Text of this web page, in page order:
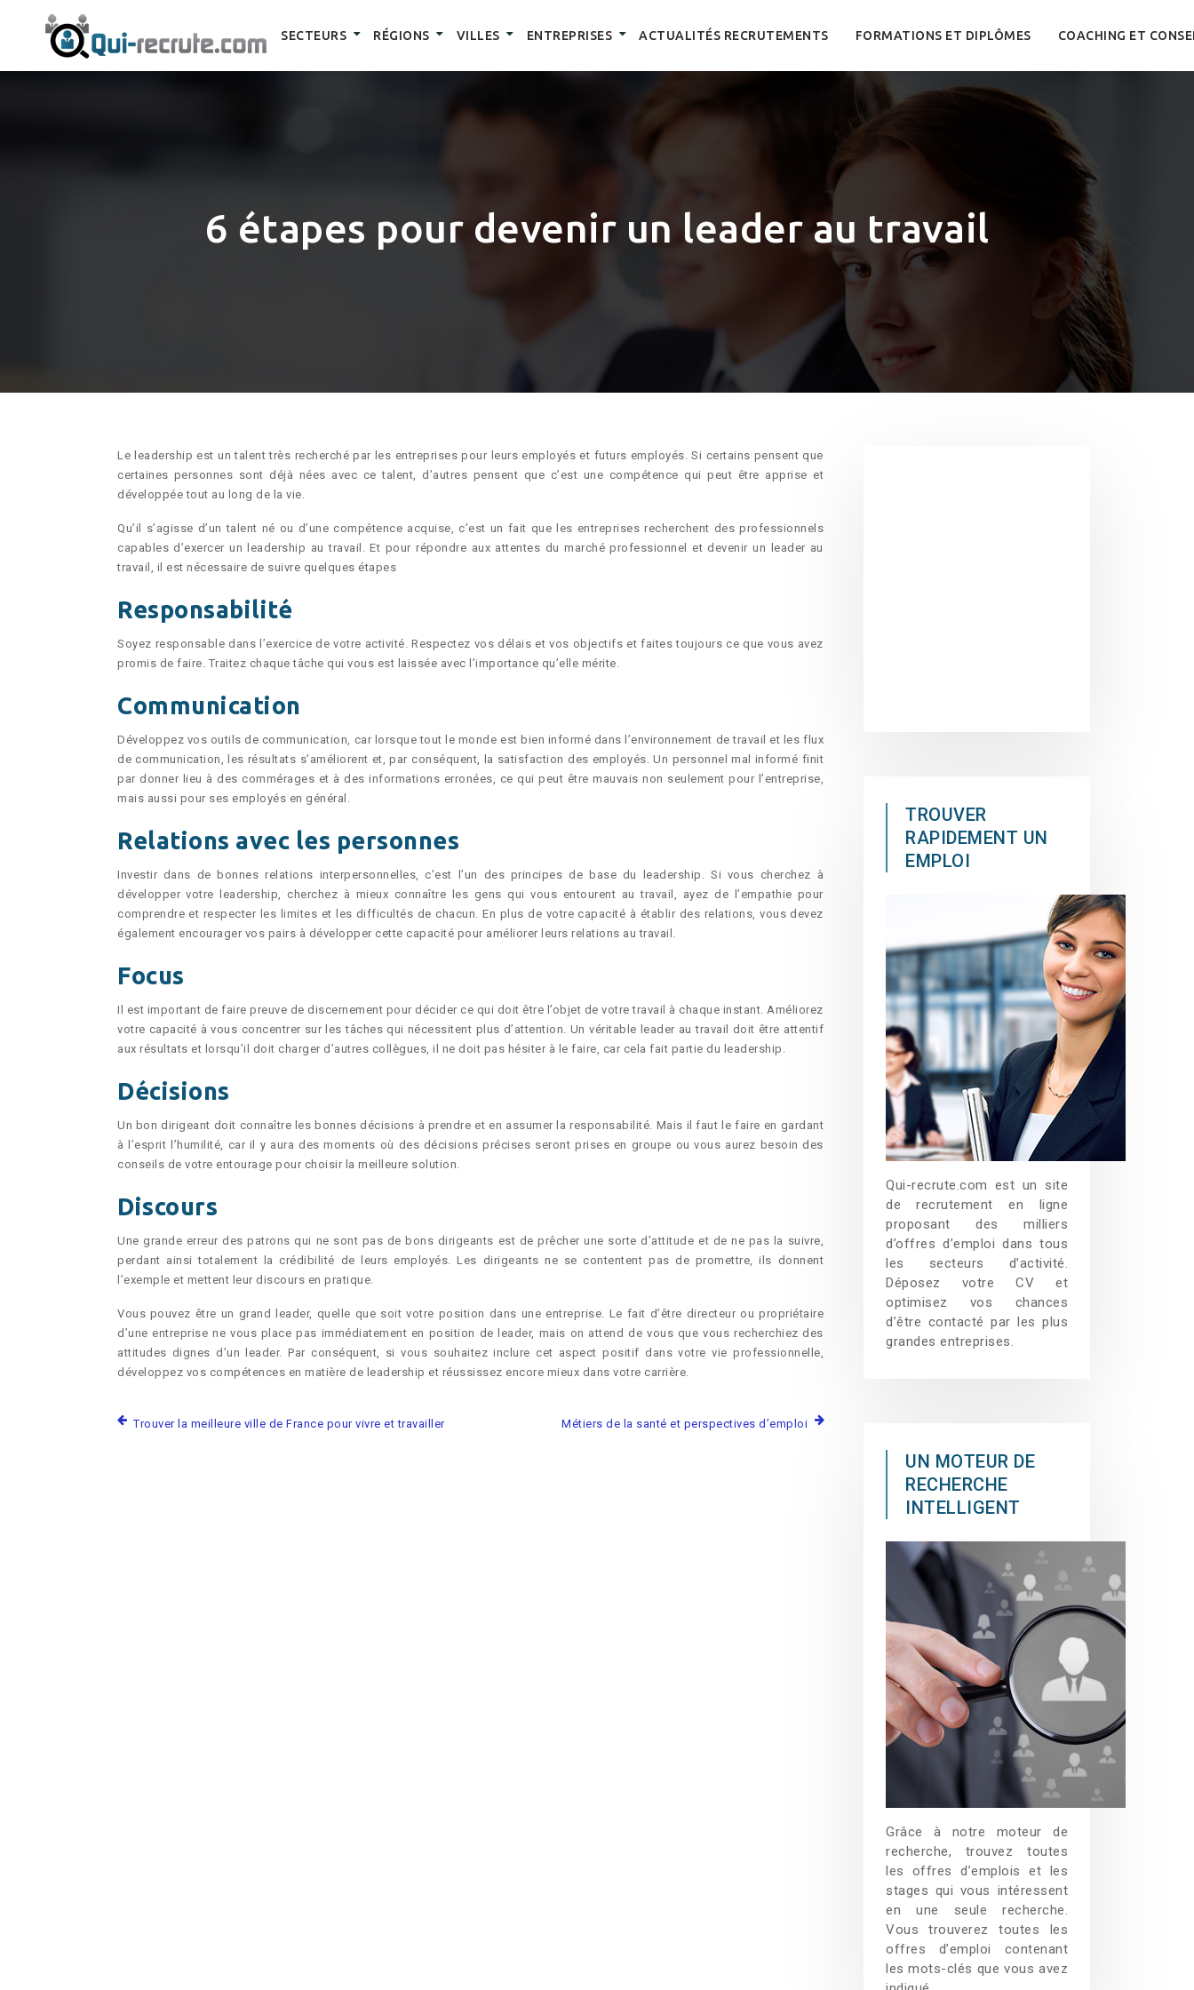
SECTEURS RÉGIONS VILLES ENTREPRISES ACTUALITÉS RECRUTEMENTS FORMATIONS ET DIPLÔMES COACHING ET
6 étapes pour devenir un leader au travail
Le leadership est un talent très recherché par les entreprises pour leurs employés et futurs employés. Si certains pensent que
certaines personnes sont déjà nées avec ce talent, d’autres pensent que c’est une compétence qui peut être apprise et
développée tout au long de la vie.
Qu’il s’agisse d’un talent né ou d’une compétence acquise, c’est un fait que les entreprises recherchent des professionnels
capables d’exercer un leadership au travail. Et pour répondre aux attentes du marché professionnel et devenir un leader au
travail, il est nécessaire de suivre quelques étapes
Responsabilité
Soyez responsable dans l’exercice de votre activité. Respectez vos délais et vos objectifs et faites toujours ce que vous avez
promis de faire. Traitez chaque tâche qui vous est laissée avec l’importance qu’elle mérite.
Communication
Développez vos outils de communication, car lorsque tout le monde est bien informé dans l’environnement de travail et les flux
de communication, les résultats s’améliorent et, par conséquent, la satisfaction des employés. Un personnel mal informé finit
par donner lieu à des commérages et à des informations erronées, ce qui peut être mauvais non seulement pour l’entreprise,
mais aussi pour ses employés en général.
Relations avec les personnes
Investir dans de bonnes relations interpersonnelles, c’est l’un des principes de base du leadership. Si vous cherchez à
développer votre leadership, cherchez à mieux connaître les gens qui vous entourent au travail, ayez de l’empathie pour
comprendre et respecter les limites et les difficultés de chacun. En plus de votre capacité à établir des relations, vous devez
également encourager vos pairs à développer cette capacité pour améliorer leurs relations au travail.
Focus
Il est important de faire preuve de discernement pour décider ce qui doit être l’objet de votre travail à chaque instant. Améliorez
votre capacité à vous concentrer sur les tâches qui nécessitent plus d’attention. Un véritable leader au travail doit être attentif
aux résultats et lorsqu’il doit charger d’autres collègues, il ne doit pas hésiter à le faire, car cela fait partie du leadership.
Décisions
Un bon dirigeant doit connaître les bonnes décisions à prendre et en assumer la responsabilité. Mais il faut le faire en gardant
à l’esprit l’humilité, car il y aura des moments où des décisions précises seront prises en groupe ou vous aurez besoin des
conseils de votre entourage pour choisir la meilleure solution.
Discours
Une grande erreur des patrons qui ne sont pas de bons dirigeants est de prêcher une sorte d’attitude et de ne pas la suivre,
perdant ainsi totalement la crédibilité de leurs employés. Les dirigeants ne se contentent pas de promettre, ils donnent
l’exemple et mettent leur discours en pratique.
Vous pouvez être un grand leader, quelle que soit votre position dans une entreprise. Le fait d’être directeur ou propriétaire
d’une entreprise ne vous place pas immédiatement en position de leader, mais on attend de vous que vous recherchiez des
attitudes dignes d’un leader. Par conséquent, si vous souhaitez inclure cet aspect positif dans votre vie professionnelle,
développez vos compétences en matière de leadership et réussissez encore mieux dans votre carrière.
Trouver la meilleure ville de France pour vivre et travailler Métiers de la santé et perspectives d’emploi
TROUVER
RAPIDEMENT UN
EMPLOI
Qui-recrute.com est un site
de recrutement en ligne
proposant des milliers
d’offres d’emploi dans tous
les secteurs d’activité.
Déposez votre CV et
optimisez vos chances
d’être contacté par les plus
grandes entreprises.
UN MOTEUR DE
RECHERCHE
INTELLIGENT
Grâce à notre moteur de
recherche, trouvez toutes
les offres d’emplois et les
stages qui vous intéressent
en une seule recherche.
Vous trouverez toutes les
offres d’emploi contenant
les mots-clés que vous avez